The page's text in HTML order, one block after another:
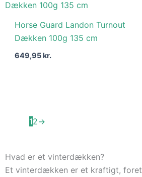
Horse Guard Landon Turnout
Dækken 100g 135 cm
649,95kr.
12→
Hvad er et vinterdækken?
Et vinterdækken er et kraftigt, foret